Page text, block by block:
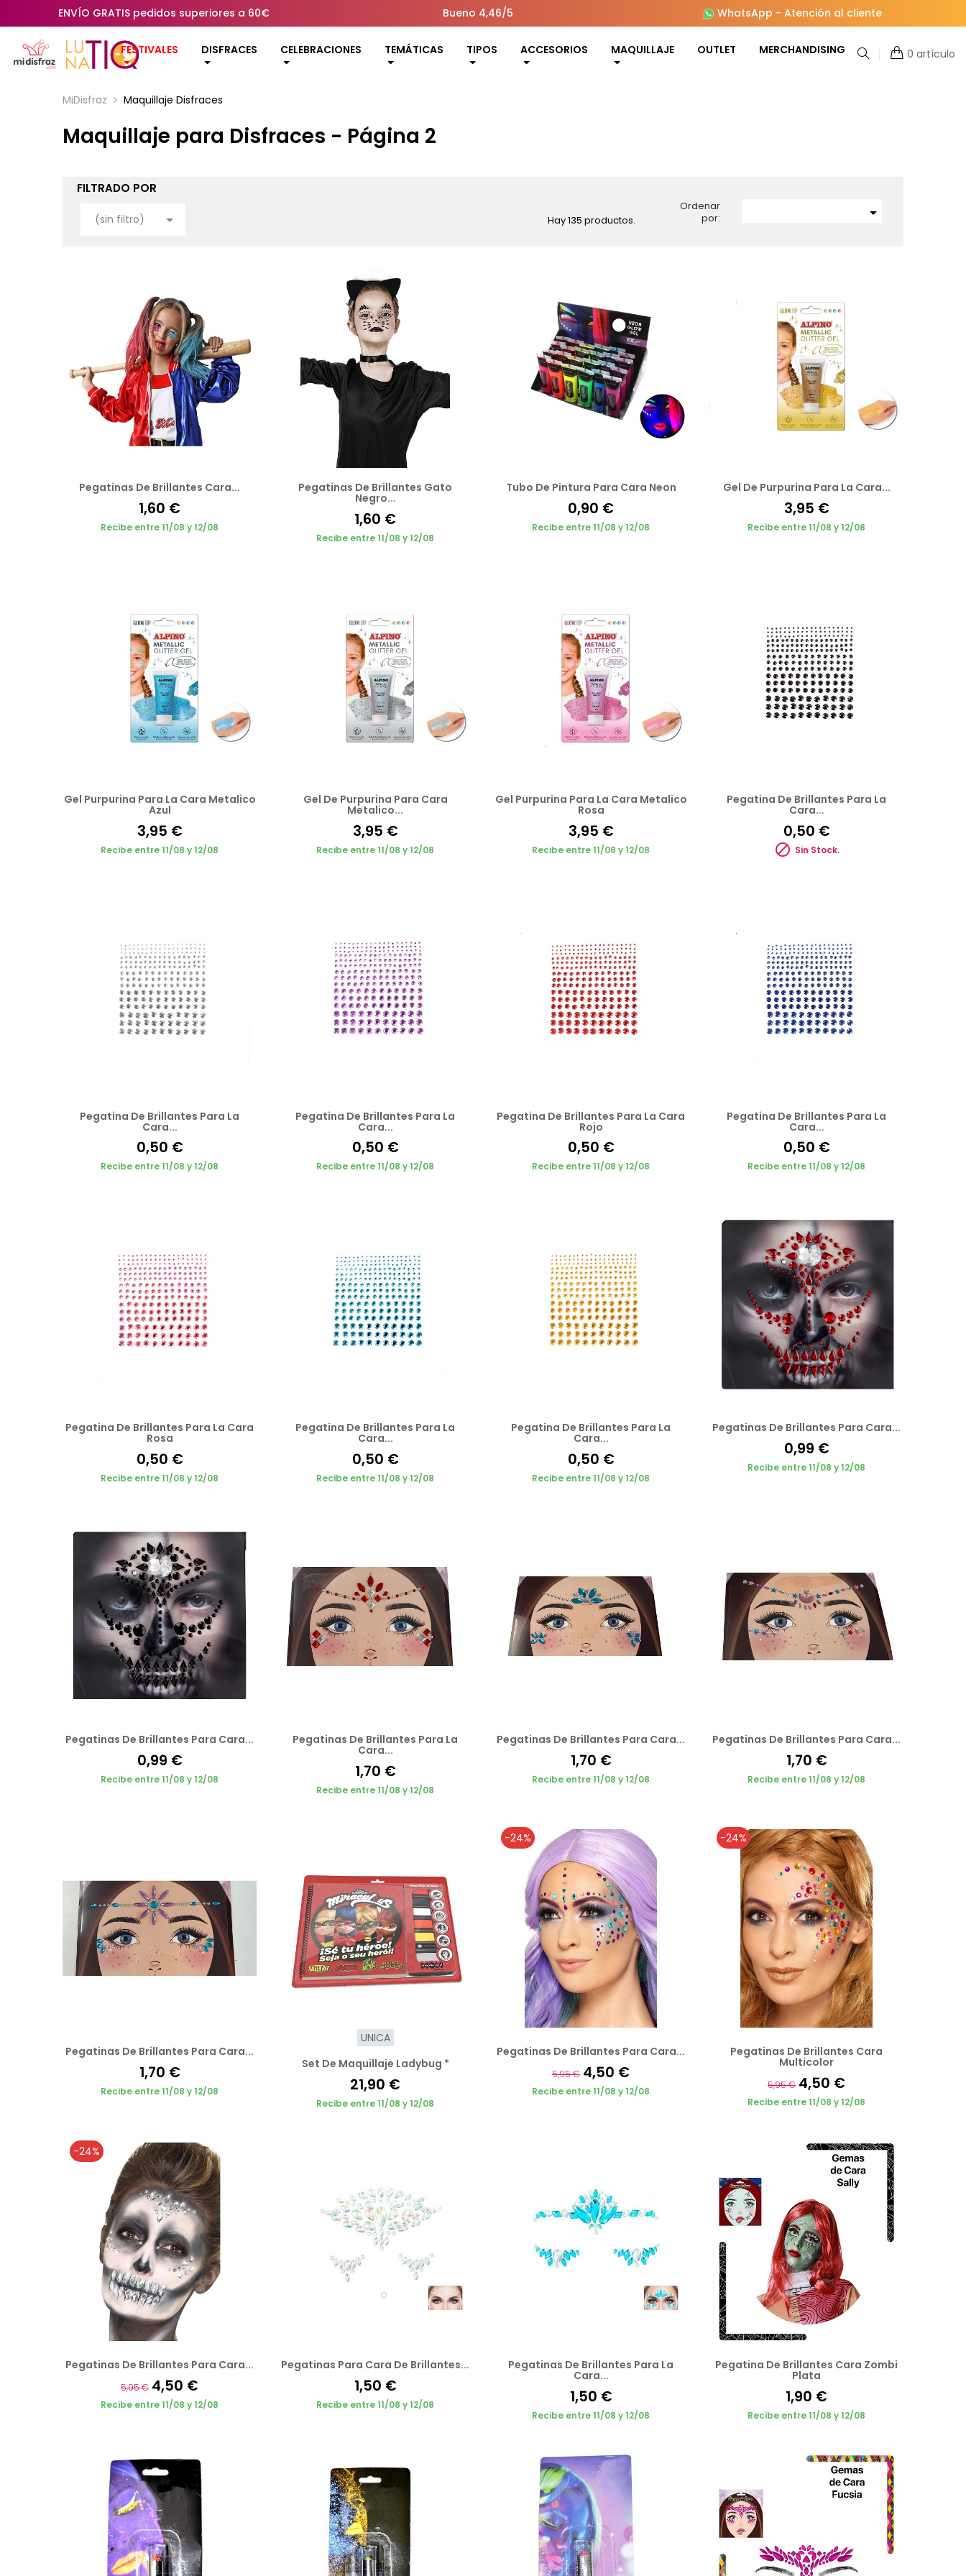
ENVÍO GRATIS pedidos superiores a 60€ Bueno 4,46/5 WhatsApp - Atención al cliente
FESTIVALES DISFRACES CELEBRACIONES TEMÁTICAS TIPOS ACCESORIOS MAQUILLAJE OUTLET MERCHANDISING 0 artículo
MiDisfraz Maquillaje Disfraces
Maquillaje para Disfraces - Página 2
FILTRADO POR
(sin filtro)  Hay 135 productos.
Ordenar
por:

Pegatinas De Brillantes Cara...
1,60 €
Recibe entre 11/08 y 12/08
Pegatinas De Brillantes Gato
Negro...
1,60 €
Recibe entre 11/08 y 12/08
Tubo De Pintura Para Cara Neon
0,90 €
Recibe entre 11/08 y 12/08
Gel De Purpurina Para La Cara...
3,95 €
Recibe entre 11/08 y 12/08
Gel Purpurina Para La Cara Metalico
Azul
3,95 €
Recibe entre 11/08 y 12/08
Gel De Purpurina Para Cara
Metalico...
3,95 €
Recibe entre 11/08 y 12/08
Gel Purpurina Para La Cara Metalico
Rosa
3,95 €
Recibe entre 11/08 y 12/08
Pegatina De Brillantes Para La
Cara...
0,50 €
 Sin Stock.
Pegatina De Brillantes Para La
Cara...
0,50 €
Recibe entre 11/08 y 12/08
Pegatina De Brillantes Para La
Cara...
0,50 €
Recibe entre 11/08 y 12/08
Pegatina De Brillantes Para La Cara
Rojo
0,50 €
Recibe entre 11/08 y 12/08
Pegatina De Brillantes Para La
Cara...
0,50 €
Recibe entre 11/08 y 12/08
Pegatina De Brillantes Para La Cara
Rosa
0,50 €
Recibe entre 11/08 y 12/08
Pegatina De Brillantes Para La
Cara...
0,50 €
Recibe entre 11/08 y 12/08
Pegatina De Brillantes Para La
Cara...
0,50 €
Recibe entre 11/08 y 12/08
Pegatinas De Brillantes Para Cara...
0,99 €
Recibe entre 11/08 y 12/08
Pegatinas De Brillantes Para Cara...
0,99 €
Recibe entre 11/08 y 12/08
Pegatinas De Brillantes Para La
Cara...
1,70 €
Recibe entre 11/08 y 12/08
Pegatinas De Brillantes Para Cara...
1,70 €
Recibe entre 11/08 y 12/08
Pegatinas De Brillantes Para Cara...
1,70 €
Recibe entre 11/08 y 12/08
Pegatinas De Brillantes Para Cara...
1,70 €
Recibe entre 11/08 y 12/08
UNICA
Set De Maquillaje Ladybug *
21,90 €
Recibe entre 11/08 y 12/08
-24%
Pegatinas De Brillantes Para Cara...
5,95 € 4,50 €
Recibe entre 11/08 y 12/08
-24%
Pegatinas De Brillantes Cara
Multicolor
5,95 € 4,50 €
Recibe entre 11/08 y 12/08
-24%
Pegatinas De Brillantes Para Cara...
5,95 € 4,50 €
Recibe entre 11/08 y 12/08
Pegatinas Para Cara De Brillantes...
1,50 €
Recibe entre 11/08 y 12/08
Pegatinas De Brillantes Para La
Cara...
1,50 €
Recibe entre 11/08 y 12/08
Pegatina De Brillantes Cara Zombi
Plata
1,90 €
Recibe entre 11/08 y 12/08